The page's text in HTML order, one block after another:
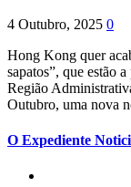
4 Outubro, 2025 0
Hong Kong quer
sapatos”, que estão
Região
Outubro, uma nova
O Expediente